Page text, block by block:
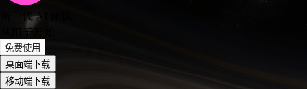
新一代 AI 团队
从扣子开始
免费使用
桌面端下载
移动端下载